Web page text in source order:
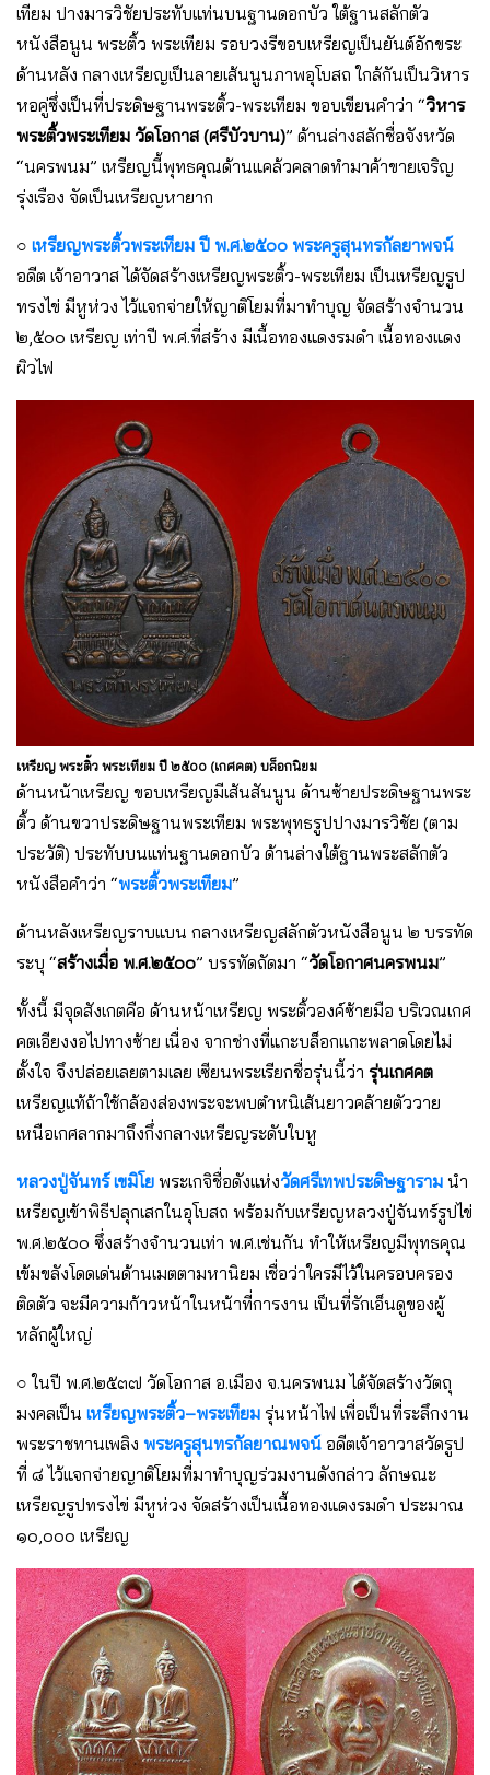
เทียม ปางมารวิชัยประทับแท่นบนฐานดอกบัว ใต้ฐานสลักตัว
หนังสือนูน พระติ้ว พระเทียม รอบวงรีขอบเหรียญเป็นยันต์อักขระ
ด้านหลัง กลางเหรียญเป็นลายเส้นนูนภาพอุโบสถ ใกล้กันเป็นวิหาร
หอคู่ซึ่งเป็นที่ประดิษฐานพระติ้ว-พระเทียม ขอบเขียนคำว่า “วิหาร
พระติ้วพระเทียม วัดโอกาส (ศรีบัวบาน)” ด้านล่างสลักชื่อจังหวัด
“นครพนม” เหรียญนี้พุทธคุณด้านแคล้วคลาดทำมาค้าขายเจริญ
รุ่งเรือง จัดเป็นเหรียญหายาก
○ เหรียญพระติ้วพระเทียม ปี พ.ศ.๒๕๐๐ พระครูสุนทรกัลยาพจน์
อดีต เจ้าอาวาส ได้จัดสร้างเหรียญพระติ้ว-พระเทียม เป็นเหรียญรูป
ทรงไข่ มีหูห่วง ไว้แจกจ่ายให้ญาติโยมที่มาทำบุญ จัดสร้างจำนวน
๒,๕๐๐ เหรียญ เท่าปี พ.ศ.ที่สร้าง มีเนื้อทองแดงรมดำ เนื้อทองแดง
ผิวไฟ
เหรียญ พระติ้ว พระเทียม ปี ๒๕๐๐ (เกศคต) บล็อกนิยม
ด้านหน้าเหรียญ ขอบเหรียญมีเส้นสันนูน ด้านซ้ายประดิษฐานพระ
ติ้ว ด้านขวาประดิษฐานพระเทียม พระพุทธรูปปางมารวิชัย (ตาม
ประวัติ) ประทับบนแท่นฐานดอกบัว ด้านล่างใต้ฐานพระสลักตัว
หนังสือคำว่า “พระติ้วพระเทียม”
ด้านหลังเหรียญราบแบน กลางเหรียญสลักตัวหนังสือนูน ๒ บรรทัด
ระบุ “สร้างเมื่อ พ.ศ.๒๕๐๐” บรรทัดถัดมา “วัดโอกาศนครพนม”
ทั้งนี้ มีจุดสังเกตคือ ด้านหน้าเหรียญ พระติ้วองค์ซ้ายมือ บริเวณเกศ
คตเอียงงอไปทางซ้าย เนื่อง จากช่างที่แกะบล็อกแกะพลาดโดยไม่
ตั้งใจ จึงปล่อยเลยตามเลย เซียนพระเรียกชื่อรุ่นนี้ว่า รุ่นเกศคต
เหรียญแท้ถ้าใช้กล้องส่องพระจะพบตำหนิเส้นยาวคล้ายตัววาย
เหนือเกศลากมาถึงกึ่งกลางเหรียญระดับใบหู
หลวงปู่จันทร์ เขมิโย พระเกจิชื่อดังแห่งวัดศรีเทพประดิษฐาราม นำ
เหรียญเข้าพิธีปลุกเสกในอุโบสถ พร้อมกับเหรียญหลวงปู่จันทร์รูปไข่
พ.ศ.๒๕๐๐ ซึ่งสร้างจำนวนเท่า พ.ศ.เช่นกัน ทำให้เหรียญมีพุทธคุณ
เข้มขลังโดดเด่นด้านเมตตามหานิยม เชื่อว่าใครมีไว้ในครอบครอง
ติดตัว จะมีความก้าวหน้าในหน้าที่การงาน เป็นที่รักเอ็นดูของผู้
หลักผู้ใหญ่
○ ในปี พ.ศ.๒๕๓๗ วัดโอกาส อ.เมือง จ.นครพนม ได้จัดสร้างวัตถุ
มงคลเป็น เหรียญพระติ้ว–พระเทียม รุ่นหน้าไฟ เพื่อเป็นที่ระลึกงาน
พระราชทานเพลิง พระครูสุนทรกัลยาณพจน์ อดีตเจ้าอาวาสวัดรูป
ที่ ๘ ไว้แจกจ่ายญาติโยมที่มาทำบุญร่วมงานดังกล่าว ลักษณะ
เหรียญรูปทรงไข่ มีหูห่วง จัดสร้างเป็นเนื้อทองแดงรมดำ ประมาณ
๑๐,๐๐๐ เหรียญ